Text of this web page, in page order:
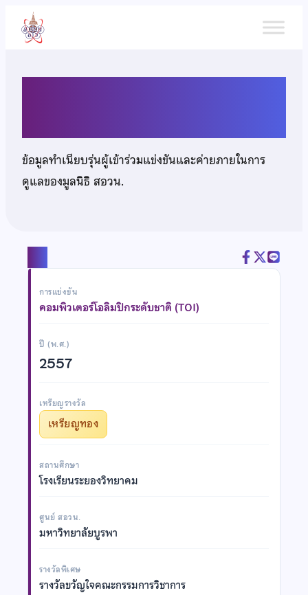
เนื้อหา
ข้อมูลทำเนียบรุ่นผู้เข้าร่วมแข่งขันและค่ายภายในการ
ดูแลของมูลนิธิ สอวน.
การแข่งขัน
คอมพิวเตอร์โอลิมปิกระดับชาติ (TOI)
ปี (พ.ศ.)
2557
เหรียญรางวัล
เหรียญทอง
สถานศึกษา
โรงเรียนระยองวิทยาคม
ศูนย์ สอวน.
มหาวิทยาลัยบูรพา
รางวัลพิเศษ
รางวัลขวัญใจคณะกรรมการวิชาการ